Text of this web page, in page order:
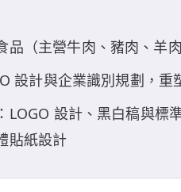
品（主營牛肉、豬肉、羊
設計與企業識別規劃，重
LOGO 設計、黑白稿與標
貼紙設計